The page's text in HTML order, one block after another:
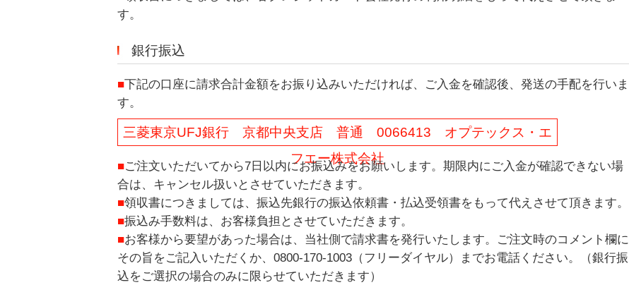
す。
銀行振込
■下記の口座に請求合計金額をお振り込みいただければ、ご入金を確認後、発送の手配を行いま
す。
三菱東京UFJ銀行 京都中央支店 普通 0066413 オプテックス・エ
フエー株式会社
■ご注文いただいてから7日以内にお振込みをお願いします。期限内にご入金が確認できない場
合は、キャンセル扱いとさせていただきます。
■領収書につきましては、振込先銀行の振込依頼書・払込受領書をもって代えさせて頂きます。
■振込み手数料は、お客様負担とさせていただきます。
■お客様から要望があった場合は、当社側で請求書を発行いたします。ご注文時のコメント欄に
その旨をご記入いただくか、0800-170-1003（フリーダイヤル）までお電話ください。（銀行振
込をご選択の場合のみに限らせていただきます）